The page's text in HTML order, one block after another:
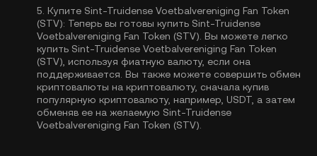
5. Купите Sint-Truidense Voetbalvereniging Fan Token
(STV): Теперь вы готовы купить Sint-Truidense
Voetbalvereniging Fan Token (STV). Вы можете легко
купить Sint-Truidense Voetbalvereniging Fan Token
(STV), используя фиатную валюту, если она
поддерживается. Вы также можете совершить обмен
криптовалюты на криптовалюту, сначала купив
популярную криптовалюту, например, USDT , а затем
обменяв ее на желаемую Sint-Truidense
Voetbalvereniging Fan Token (STV).